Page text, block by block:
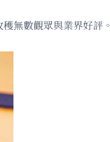
無數觀眾與業界好評。